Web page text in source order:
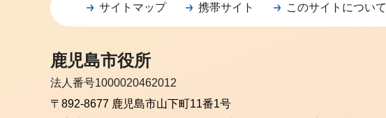
サイトマップ 携帯サイト このサイトについて
鹿児島市役所
法人番号1000020462012
〒892-8677 鹿児島市山下町11番1号